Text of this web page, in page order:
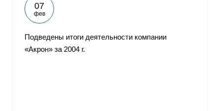
07
фев
Подведены итоги деятельности компании
«Акрон» за 2004 г.